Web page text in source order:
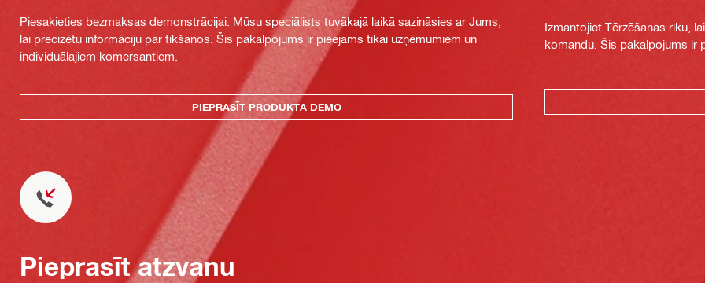
Piesakieties bezmaksas demonstrācijai. Mūsu speciālists tuvākajā laikā sazināsies ar Jums,
lai precizētu informāciju par tikšanos. Šis pakalpojums ir pieejams tikai uzņēmumiem un
individuālajiem komersantiem.
PIEPRASĪT PRODUKTA DEMO
Izmantojiet Tērzēšanas rīku,
komandu. Šis pakalpojums ir
Pieprasīt atzvanu